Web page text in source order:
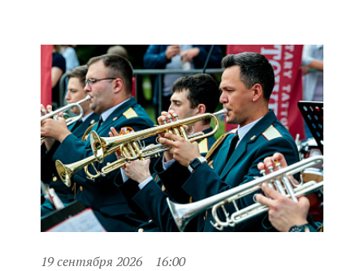
19 сентября 2026 16:00